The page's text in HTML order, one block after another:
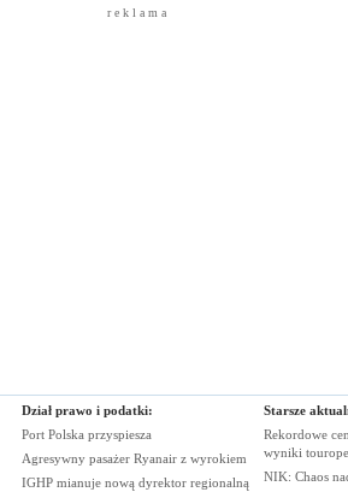
r e k l a m a
Dział prawo i podatki:
Port Polska przyspiesza
Agresywny pasażer Ryanair z wyrokiem
IGHP mianuje nową dyrektor regionalną
Starsze
Rekordowe
wyniki
NIK: Chaos